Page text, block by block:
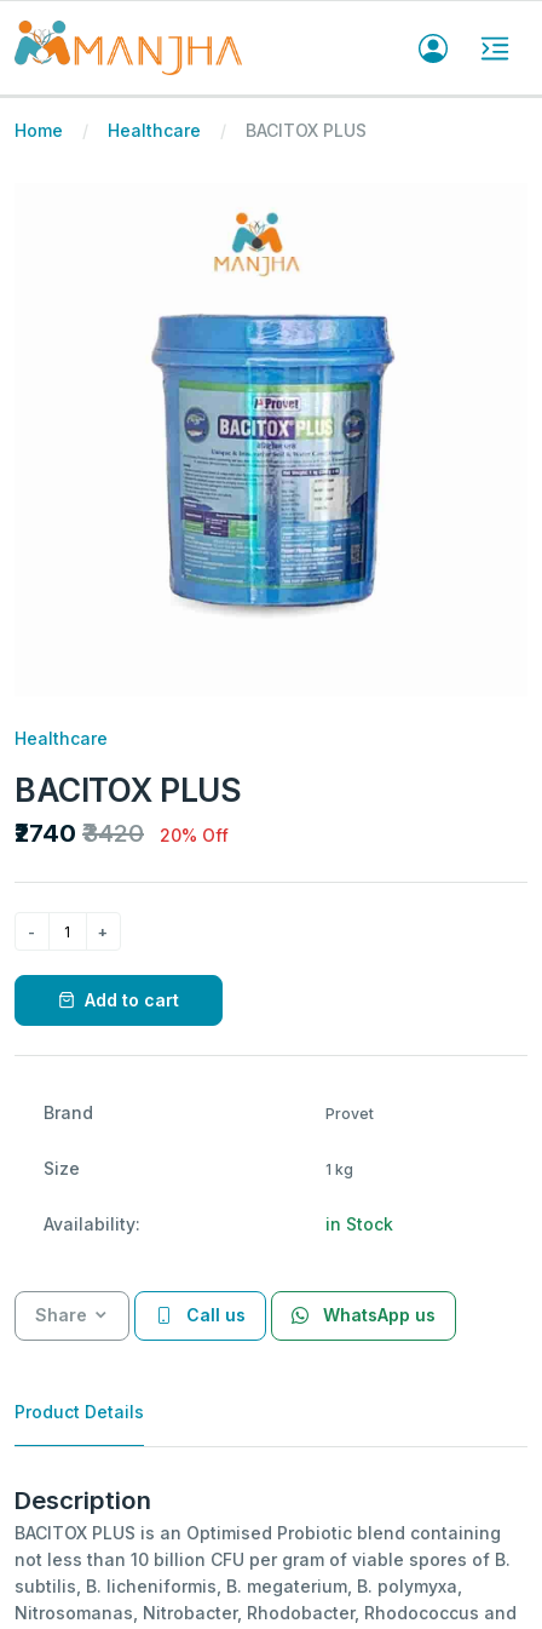
Home Healthcare BACITOX PLUS
Healthcare
BACITOX PLUS
₹2740 ₹3420 20% Off
Add to cart
Brand Provet
Size 1 kg
Availability: in Stock
Share Call us WhatsApp us
Product Details
Description
BACITOX PLUS is an Optimised Probiotic blend containing
not less than 10 billion CFU per gram of viable spores of B.
subtilis, B. licheniformis, B. megaterium, B. polymyxa,
Nitrosomanas, Nitrobacter, Rhodobacter, Rhodococcus and